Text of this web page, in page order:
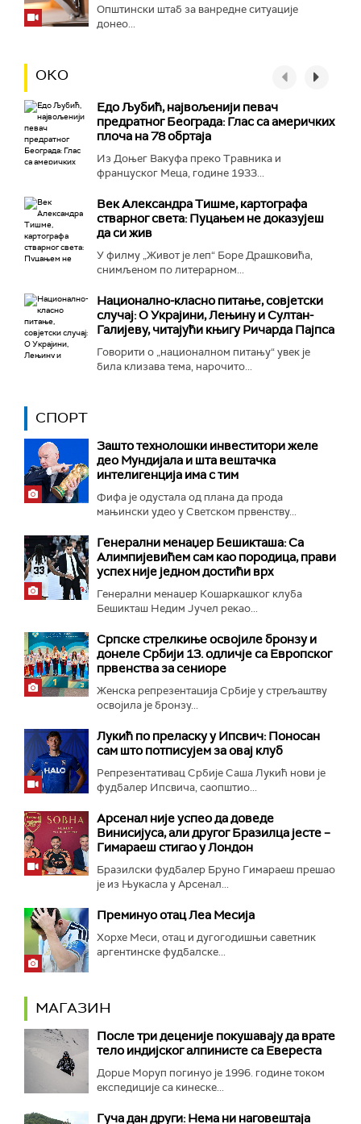
Општински штаб за ванредне ситуације
донео...
ОКО
Едо Љубић, највољенији певач
предратног Београда: Глас са америчких
плоча на 78 обртаја
Из Доњег Вакуфа преко Травника и
француског Меца, године 1933...
Век Александра Тишме, картографа
стварног света: Пуцањем не доказујеш
да си жив
У филму „Живот је леп“ Боре Драшковића,
снимљеном по литерарном...
Национално-класнo питање, совјетски
случај: О Украјини, Лењину и Султан-
Галијеву, читајући књигу Ричарда Пајпса
Говорити о „националном питању“ увек је
била клизава тема, нарочито...
СПОРТ
Зашто технолошки инвеститори желе
део Мундијала и шта вештачка
интелигенција има с тим
Фифа је одустала од плана да прода
мањински удео у Светском првенству...
Генерални менаџер Бешикташа: Са
Алимпијевићем сам као породица, прави
успех није једном достићи врх
Генерални менаџер Кошаркашког клуба
Бешикташ Недим Јучел рекао...
Српске стрелкиње освојиле бронзу и
донеле Србији 13. одличје са Европског
првенства за сениоре
Женска репрезентација Србије у стрељаштву
освојила је бронзу...
Лукић по преласку у Ипсвич: Поносан
сам што потписујем за овај клуб
Репрезентативац Србије Саша Лукић нови је
фудбалер Ипсвича, саопштио...
Арсенал није успео да доведе
Винисијуса, али другог Бразилца јесте –
Гимараеш стигао у Лондон
Бразилски фудбалер Бруно Гимараеш прешао
је из Њукасла у Арсенал...
Преминуо отац Леа Месија
Хорхе Меси, отац и дугогодишњи саветник
аргентинске фудбалске...
МАГАЗИН
После три деценије покушавају да врате
тело индијског алпинисте са Евереста
Дорџе Моруп погинуо је 1996. године током
експедиције са кинеске...
Гуча дан други: Нема ни наговештаја